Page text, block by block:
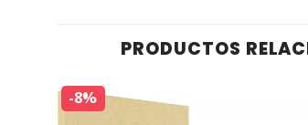
PRODUCTOS
-8%